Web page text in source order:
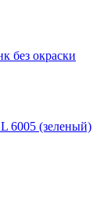
без окраски
6005 (зеленый)